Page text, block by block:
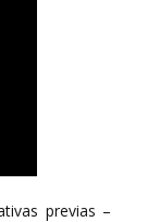
previas –